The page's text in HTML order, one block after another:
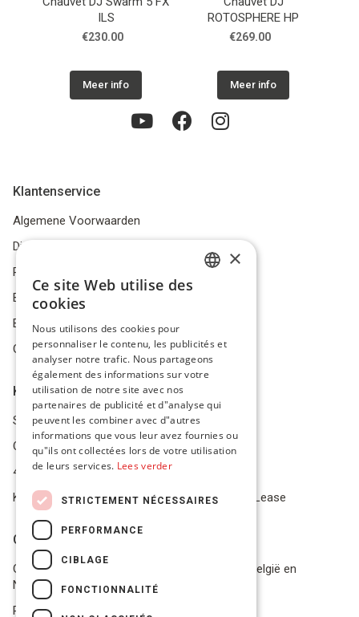
ILS
€230.00
Meer info
ROTOSPHERE HP
€269.00
Meer info
Klantenservice
Algemene Voorwaarden
Disclaimer
Privacybeleid
Bestelling herroepen
Betalingsmiddelen
Geschillen
Klantenservice
Service Center
Onze winkel
4.9 op 5 gescoord op Trustpilot
Koop je materiaal op afbetaling met Pro Gear Lease
Onze beloftes
Gratis verzending naar jou thuis vanaf €49 in België en
Nederland
Razendsnel advies
ENGLISH
×
Ce site Web utilise des
cookies
Nous utilisons des cookies pour
personnaliser le contenu, les publicités et
analyser notre trafic. Nous partageons
également des informations sur votre
utilisation de notre site avec nos
partenaires de publicité et d"analyse qui
peuvent les combiner avec d"autres
informations que vous leur avez fournies ou
qu"ils ont collectées lors de votre utilisation
de leurs services. Lees verder
STRICTEMENT NÉCESSAIRES
PERFORMANCE
CIBLAGE
FONCTIONNALITÉ